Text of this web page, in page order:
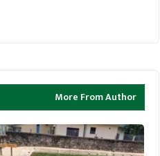
More From Author